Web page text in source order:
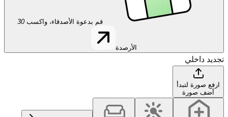
قم بدعوة الأصدقاء، واكسب 30
الأرصدة
تجديد داخلي
ارفع صورة لتبدأ
أضف صورة